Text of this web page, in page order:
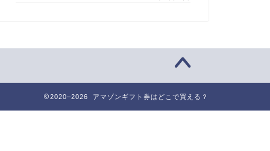
2020–2026 アマゾンギフト券はどこで買える？